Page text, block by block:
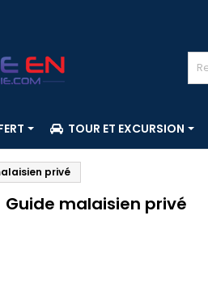
TOUR ET EXCURSION
privé
Guide malaisien privé